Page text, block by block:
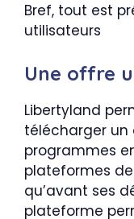
Bref, tout est
utilisateurs
Une offre
Libertyland
télécharger
programmes
plateformes
qu’avant ses
plateforme